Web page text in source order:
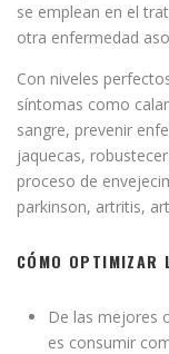
se emplean en el
otra enfermedad
Con niveles
síntomas como
sangre, prevenir
jaquecas,
proceso de
parkinson, artritis,
CÓMO OPTIMIZAR
De las mejores
es consumir